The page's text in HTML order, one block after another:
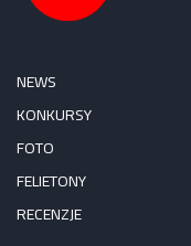
NEWS
KONKURSY
FOTO
FELIETONY
RECENZJE